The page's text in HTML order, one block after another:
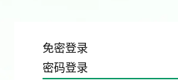
免密登录
密码登录